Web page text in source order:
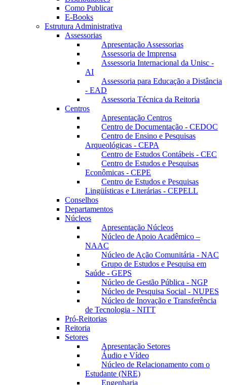
Como Publicar
E-Books
Estrutura Administrativa
Assessorias
Apresentação Assessorias
Assessoria de Imprensa
Assessoria Internacional da Unisc -
AI
Assessoria para Educação a Distância
- EAD
Assessoria Técnica da Reitoria
Centros
Apresentação Centros
Centro de Documentação - CEDOC
Centro de Ensino e Pesquisas
Arqueológicas - CEPA
Centro de Estudos Contábeis - CEC
Centro de Estudos e Pesquisas
Econômicas - CEPE
Centro de Estudos e Pesquisas
Lingüísticas e Literárias - CEPELL
Conselhos
Departamentos
Núcleos
Apresentação Núcleos
Núcleo de Apoio Acadêmico –
NAAC
Núcleo de Ação Comunitária - NAC
Grupo de Estudos e Pesquisa em
Saúde - GEPS
Núcleo de Gestão Pública - NGP
Núcleo de Pesquisa Social - NUPES
Núcleo de Inovação e Transferência
de Tecnologia - NITT
Pró-Reitorias
Reitoria
Setores
Apresentação Setores
Áudio e Vídeo
Núcleo de Relacionamento com o
Estudante (NRE)
Engenharia